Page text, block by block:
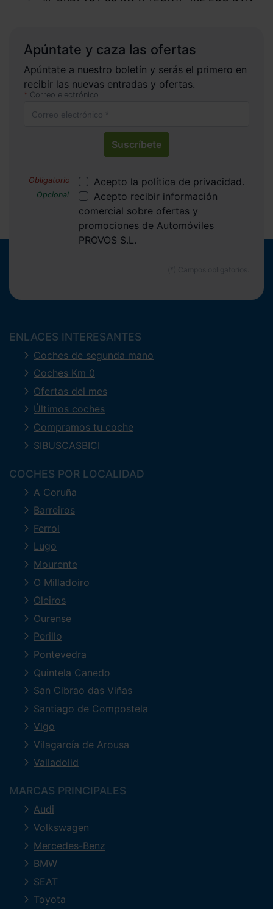
Apúntate y caza las ofertas
Apúntate a nuestro boletín y serás el primero en
recibir las nuevas entradas y ofertas.
Correo electrónico
Suscríbete
Acepto la política de privacidad.
Acepto recibir información
comercial sobre ofertas y
promociones de Automóviles
PROVOS S.L.
ENLACES INTERESANTES
Coches de segunda mano
Coches Km 0
Ofertas del mes
Últimos coches
Compramos tu coche
SIBUSCASBICI
COCHES POR LOCALIDAD
A Coruña
Barreiros
Ferrol
Lugo
Mourente
O Milladoiro
Oleiros
Ourense
Perillo
Pontevedra
Quintela Canedo
San Cibrao das Viñas
Santiago de Compostela
Vigo
Vilagarcía de Arousa
Valladolid
MARCAS PRINCIPALES
Audi
Volkswagen
Mercedes-Benz
BMW
SEAT
Toyota